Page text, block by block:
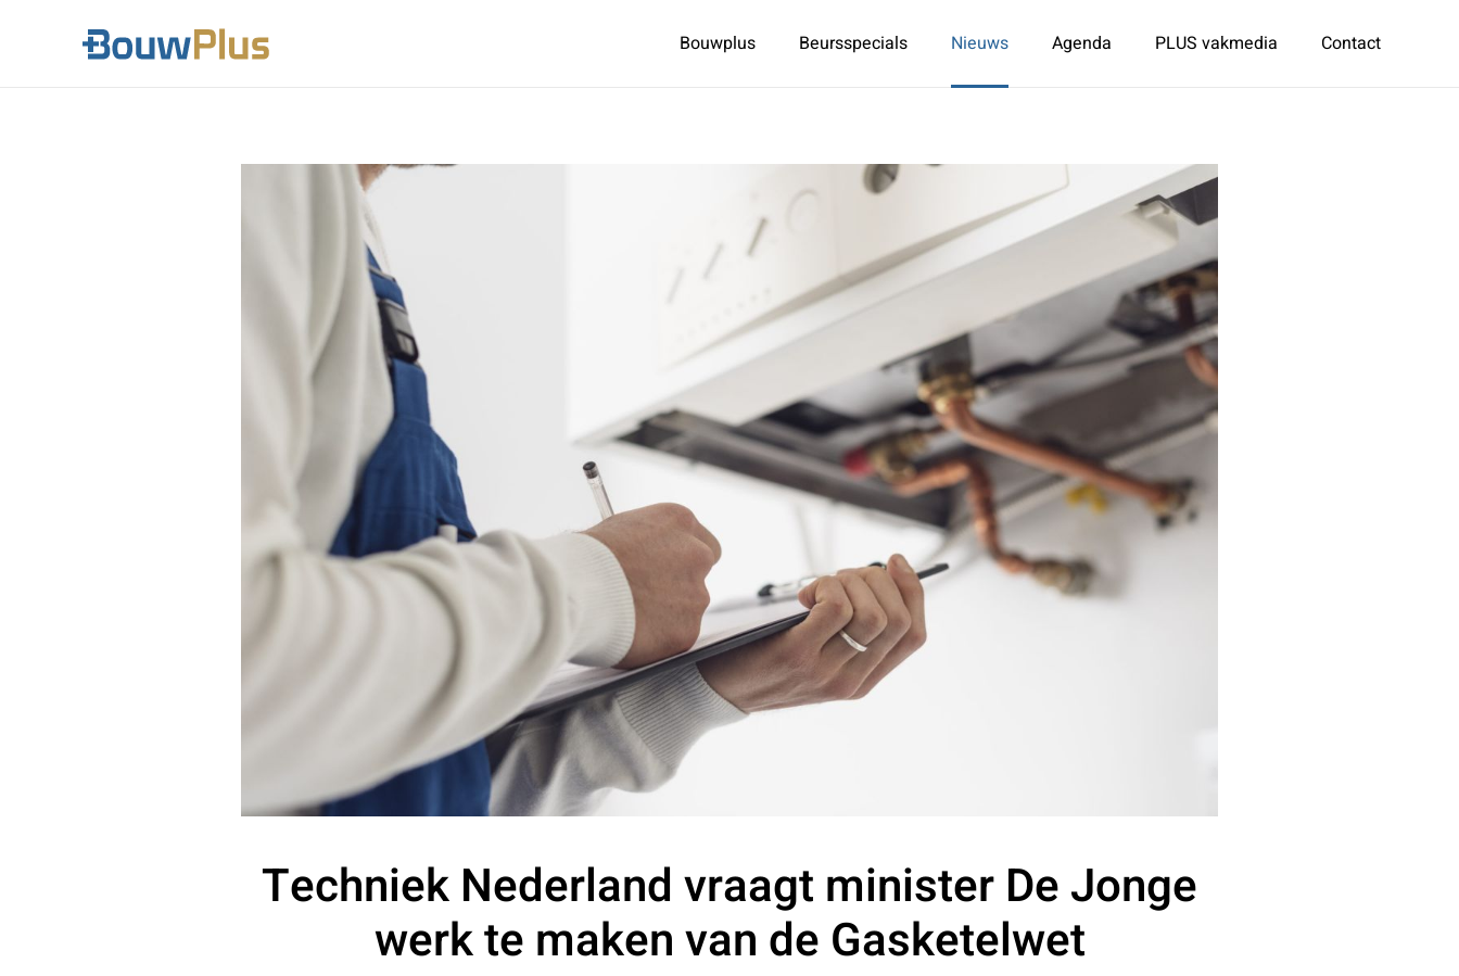
Bouwplus Beursspecials Nieuws Agenda PLUS vakmedia Contact
Techniek Nederland vraagt minister De Jonge
werk te maken van de Gasketelwet